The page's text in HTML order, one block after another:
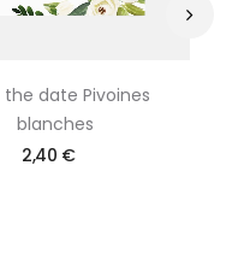
the date Pivoines
blanches
2,40 €